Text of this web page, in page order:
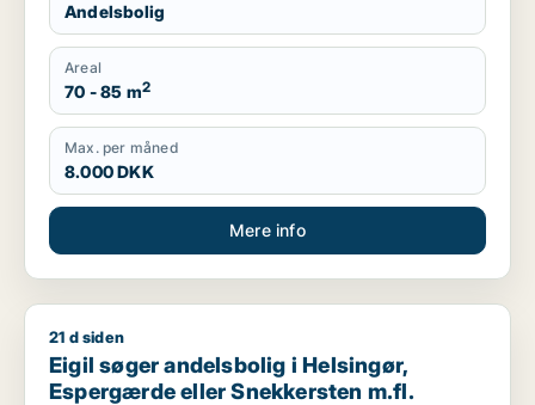
Andelsbolig
Areal
70 - 85 m2
Max. per måned
8.000 DKK
Mere info
Eigil søger andelsbolig i Helsingør, Espergærde eller
21 d siden
Eigil søger andelsbolig i Helsingør,
Espergærde eller Snekkersten m.fl.